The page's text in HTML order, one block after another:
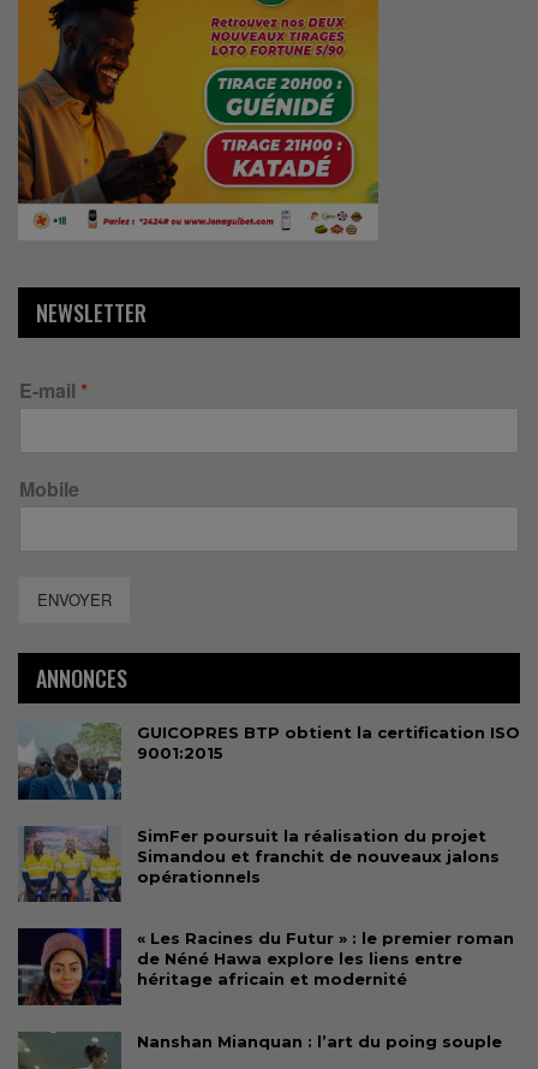
NEWSLETTER
E-mail *
Mobile
ENVOYER
ANNONCES
GUICOPRES BTP obtient la certification ISO
9001:2015
SimFer poursuit la réalisation du projet
Simandou et franchit de nouveaux jalons
opérationnels
« Les Racines du Futur » : le premier roman
de Néné Hawa explore les liens entre
héritage africain et modernité
Nanshan Mianquan : l’art du poing souple